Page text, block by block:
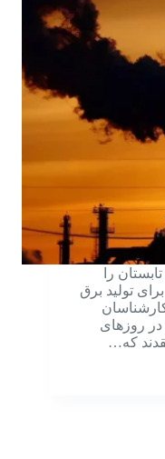
را
تولید برق
در روزهای
که…